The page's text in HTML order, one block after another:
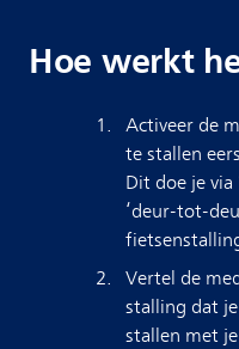
Hoe werkt
Activeer de
te stallen
Dit doe je via
‘deur-tot-
Vertel de
stalling dat
stallen met je